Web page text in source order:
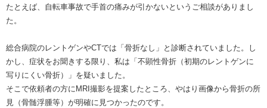
たとえば、自転車事故で手首の痛みが引かないというご相談がありまし
た。
総合病院のレントゲンやCTでは「骨折なし」と診断されていました。し
かし、症状をお聞きする限り、私は「不顕性骨折（初期のレントゲンに
写りにくい骨折）」を疑いました。
そこで依頼者の方にMRI撮影を提案したところ、やはり画像から骨折の所
見（骨髄浮腫等）が明確に見つかったのです。